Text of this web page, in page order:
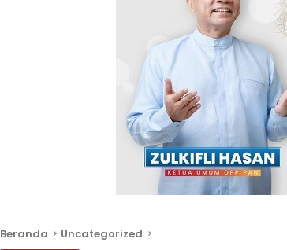
Beranda Uncategorized